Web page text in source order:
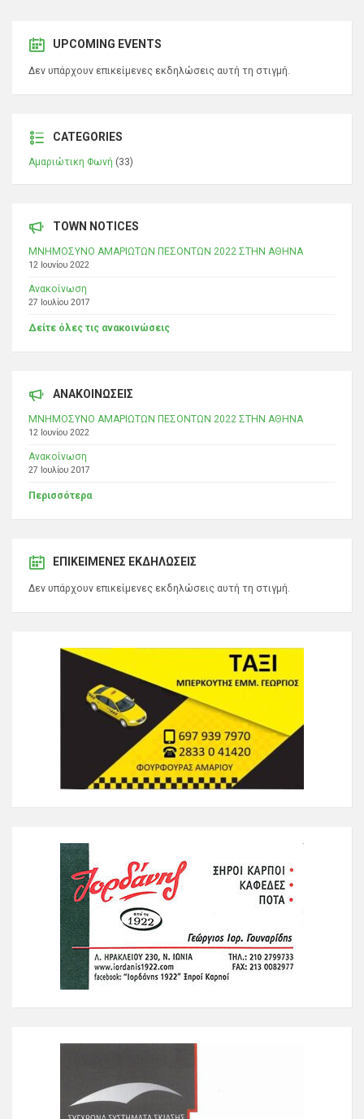
UPCOMING EVENTS
Δεν υπάρχουν επικείμενες εκδηλώσεις αυτή τη στιγμή.
CATEGORIES
Αμαριώτικη Φωνή (33)
TOWN NOTICES
ΜΝΗΜΟΣΥΝΟ ΑΜΑΡΙΩΤΩΝ ΠΕΣΟΝΤΩΝ 2022 ΣΤΗΝ ΑΘΗΝΑ
12 Ιουνίου 2022
Ανακοίνωση
27 Ιουλίου 2017
Δείτε όλες τις ανακοινώσεις
ΑΝΑΚΟΙΝΩΣΕΙΣ
ΜΝΗΜΟΣΥΝΟ ΑΜΑΡΙΩΤΩΝ ΠΕΣΟΝΤΩΝ 2022 ΣΤΗΝ ΑΘΗΝΑ
12 Ιουνίου 2022
Ανακοίνωση
27 Ιουλίου 2017
Περισσότερα
ΕΠΙΚΕΊΜΕΝΕΣ ΕΚΔΗΛΏΣΕΙΣ
Δεν υπάρχουν επικείμενες εκδηλώσεις αυτή τη στιγμή.